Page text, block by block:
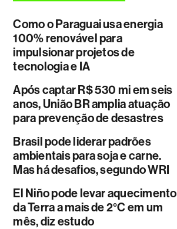
Como o Paraguai usa energia
100% renovável para
impulsionar projetos de
tecnologia e IA
Após captar R$ 530 mi em seis
anos, União BR amplia atuação
para prevenção de desastres
Brasil pode liderar padrões
ambientais para soja e carne.
Mas há desafios, segundo WRI
El Niño pode levar aquecimento
da Terra a mais de 2°C em um
mês, diz estudo